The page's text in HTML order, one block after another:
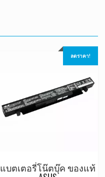
ลดราคา!
แบตเตอรี่โน๊ตบุ๊ค ของแท้